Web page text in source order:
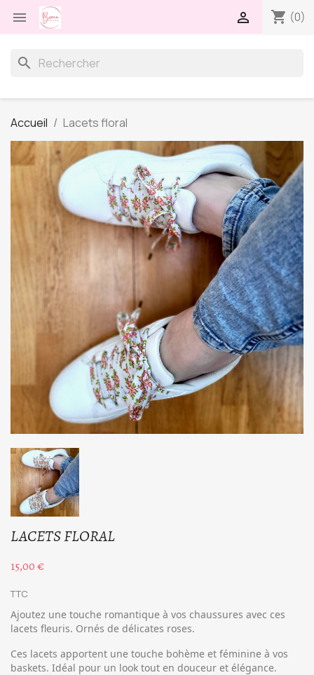
 shopping_cart (0)

search
Accueil Lacets floral
LACETS FLORAL
15,00 €
TTC
Ajoutez une touche romantique à vos chaussures avec ces
lacets fleuris. Ornés de délicates roses.
Ces lacets apportent une touche bohème et féminine à vos
baskets. Idéal pour un look tout en douceur et élégance.